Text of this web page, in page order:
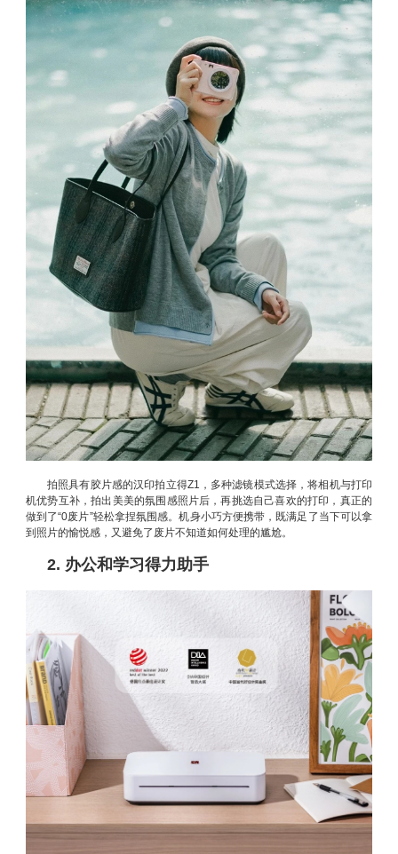
拍照具有胶片感的汉印拍立得Z1，多种滤镜模式选择，将相机与打印
机优势互补，拍出美美的氛围感照片后，再挑选自己喜欢的打印，真正的
做到了“0废片”轻松拿捏氛围感。机身小巧方便携带，既满足了当下可以拿
到照片的愉悦感，又避免了废片不知道如何处理的尴尬。
2. 办公和学习得力助手